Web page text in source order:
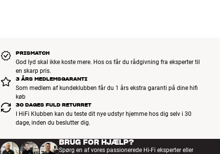
PRISMATCH
God lyd skal ikke koste mere. Hos os får du rådgivning fra eksperter til
en skarp pris.
3 ÅRS MEDLEMSGARANTI
Som medlem af kundeklubben får du 1 års ekstra garanti på dine hifi
køb
30 DAGES FULD RETURRET
I HiFi Klubben kan du teste dit nye udstyr hjemme hos dig selv i 30
dage, inden du beslutter dig.
BRUG FOR HJÆLP?
Spørg en af vores passionerede Hi-Fi eksperter eller